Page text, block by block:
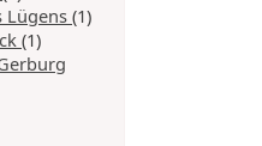
Lügens(1)
(1)